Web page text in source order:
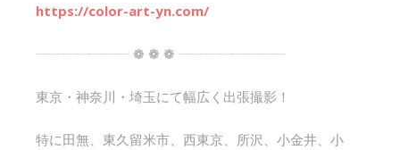
https://color-art-yn.com/
┈┈┈┈┈┈┈ ❁ ❁ ❁ ┈┈┈┈┈┈┈┈
東京・神奈川・埼玉にて幅広く出張撮影！
特に田無、東久留米市、西東京、所沢、小金井、小